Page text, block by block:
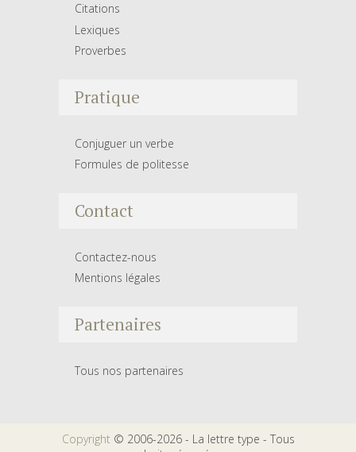
Citations
Lexiques
Proverbes
Pratique
Conjuguer un verbe
Formules de politesse
Contact
Contactez-nous
Mentions légales
Partenaires
Tous nos partenaires
Copyright © 2006-2026 - La lettre type - Tous